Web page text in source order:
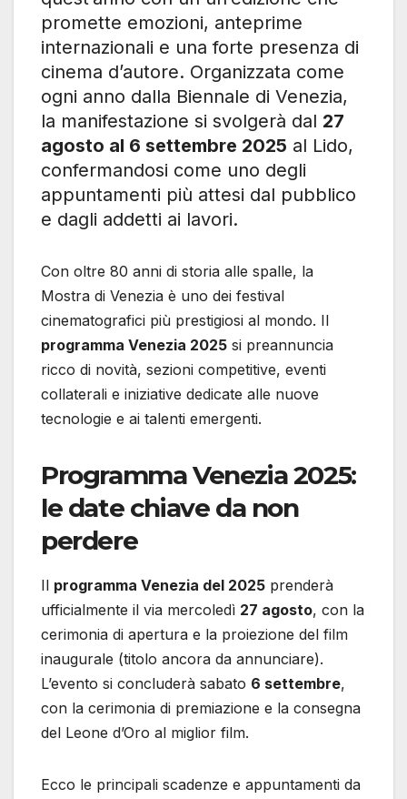
promette emozioni, anteprime
internazionali e una forte presenza di
cinema d’autore. Organizzata come
ogni anno dalla Biennale di Venezia,
la manifestazione si svolgerà dal 27
agosto al 6 settembre 2025 al Lido,
confermandosi come uno degli
appuntamenti più attesi dal pubblico
e dagli addetti ai lavori.
Con oltre 80 anni di storia alle spalle, la
Mostra di Venezia è uno dei festival
cinematografici più prestigiosi al mondo. Il
programma Venezia 2025 si preannuncia
ricco di novità, sezioni competitive, eventi
collaterali e iniziative dedicate alle nuove
tecnologie e ai talenti emergenti.
Programma Venezia 2025:
le date chiave da non
perdere
Il programma Venezia del 2025 prenderà
ufficialmente il via mercoledì 27 agosto, con la
cerimonia di apertura e la proiezione del film
inaugurale (titolo ancora da annunciare).
L’evento si concluderà sabato 6 settembre,
con la cerimonia di premiazione e la consegna
del Leone d’Oro al miglior film.
Ecco le principali scadenze e appuntamenti da